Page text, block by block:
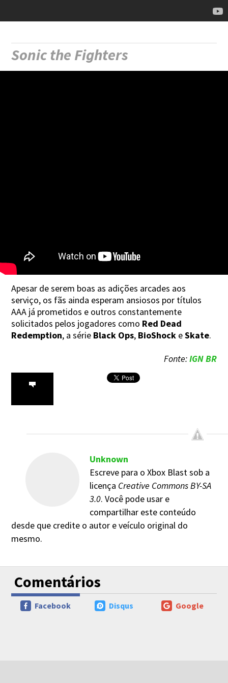
Sonic the Fighters
Apesar de serem boas as adições arcades aos
serviço, os fãs ainda esperam ansiosos por títulos
AAA já prometidos e outros constantemente
solicitados pelos jogadores como Red Dead
Redemption, a série Black Ops, BioShock eSkate.
Fonte:IGN BR
Unknown
Escreve para o Xbox Blast sob a
licença Creative Commons BY-SA
3.0. Você pode usar e
compartilhar este conteúdo
desde que credite o autor e veículo original do
mesmo.
Comentários
Google
Disqus
Facebook